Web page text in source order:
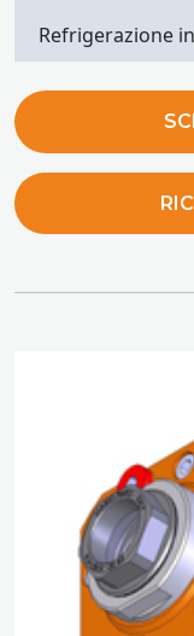
Refrigerazione